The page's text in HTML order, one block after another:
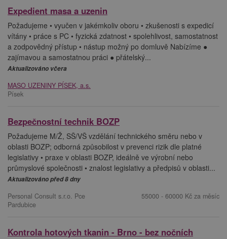
Expedient masa a uzenin
Požadujeme • vyučen v jakémkoliv oboru • zkušenosti s expedicí
vítány • práce s PC • fyzická zdatnost • spolehlivost, samostatnost
a zodpovědný přístup • nástup možný po domluvě Nabízíme ●
zajímavou a samostatnou práci ● přátelský...
Aktualizováno včera
MASO UZENINY PÍSEK, a.s.
Písek
Bezpečnostní technik BOZP
Požadujeme M/Ž, SŠ/VŠ vzdělání technického směru nebo v
oblasti BOZP; odborná způsobilost v prevenci rizik dle platné
legislativy • praxe v oblasti BOZP, ideálně ve výrobní nebo
průmyslové společnosti • znalost legislativy a předpisů v oblasti...
Aktualizováno před 8 dny
Personal Consult s.r.o. Pce
Pardubice
55000 - 60000 Kč za měsíc
Kontrola hotových tkanin - Brno - bez nočních